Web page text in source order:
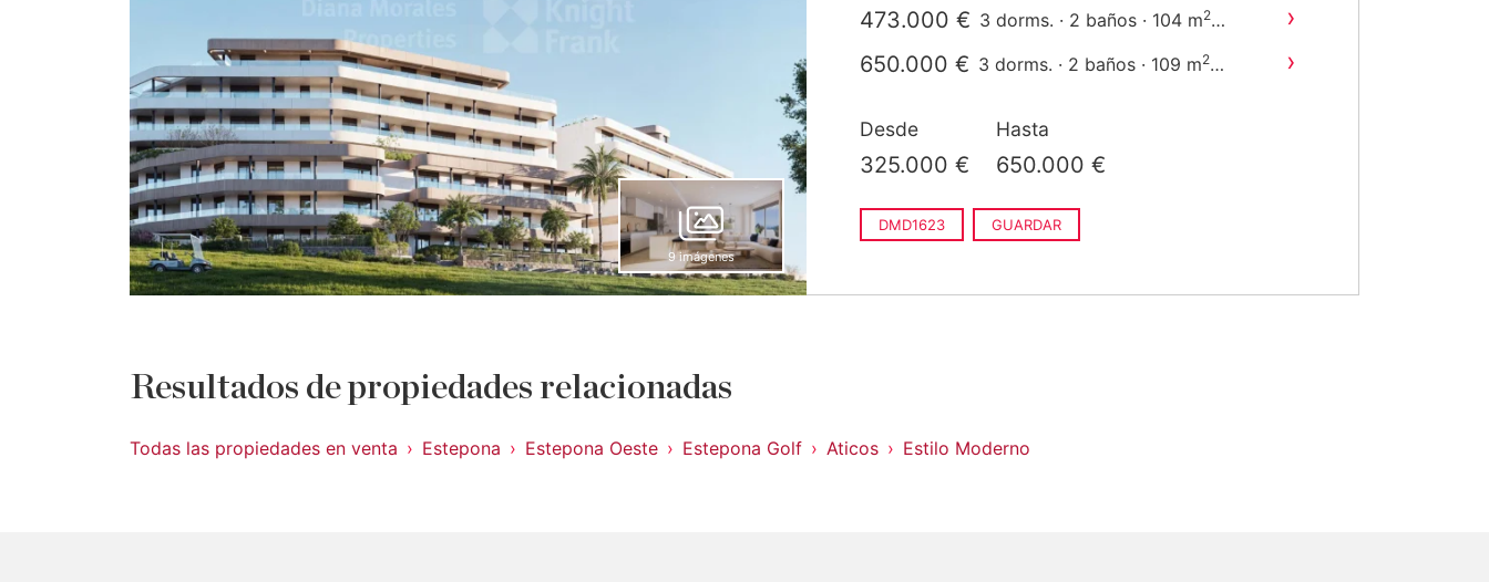
9 imágenes
473.000 € 3 dorms. · 2 baños · 104 m2 ›
650.000 € 3 dorms. · 2 baños · 109 m2 ›
Desde
325.000 €
Hasta
650.000 €
DMD1623 GUARDAR
Resultados de propiedades relacionadas
Todas las propiedades en venta Estepona Estepona Oeste Estepona Golf Aticos Estilo Moderno